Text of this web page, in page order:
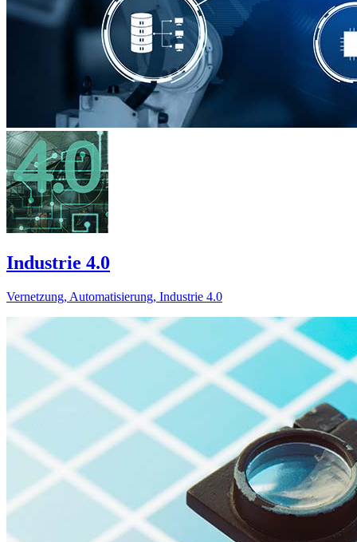
Industrie 4.0
Vernetzung, Automatisierung, Industrie 4.0